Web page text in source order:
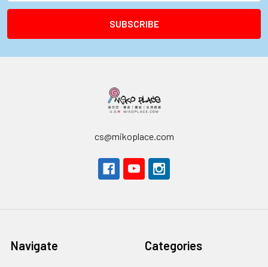
cs@mikoplace.com
Navigate Categories